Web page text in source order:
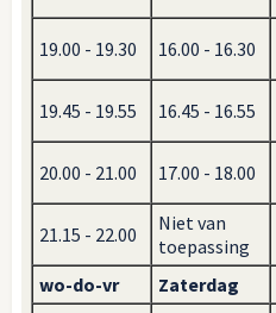
19.00 - 19.30 16.00 - 16.30
19.45 - 19.55 16.45 - 16.55
20.00 - 21.00 17.00 - 18.00
21.15 - 22.00
Niet van
toepassing
wo-do-vr
Zaterdag